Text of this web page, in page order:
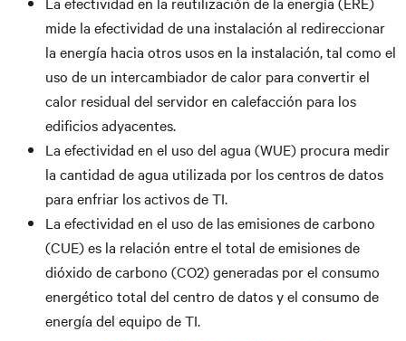
mide la efectividad de una instalación al redireccionar
la energía hacia otros usos en la instalación, tal como el
uso de un intercambiador de calor para convertir el
calor residual del servidor en calefacción para los
edificios adyacentes.
La efectividad en el uso del agua (WUE) procura medir
la cantidad de agua utilizada por los centros de datos
para enfriar los activos de TI.
La efectividad en el uso de las emisiones de carbono
(CUE) es la relación entre el total de emisiones de
dióxido de carbono (CO2) generadas por el consumo
energético total del centro de datos y el consumo de
energía del equipo de TI.